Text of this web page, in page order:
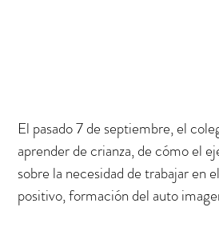
El pasado 7 de septiembre, el
aprender de crianza, de cómo el
sobre la necesidad de trabajar
positivo, formación del auto